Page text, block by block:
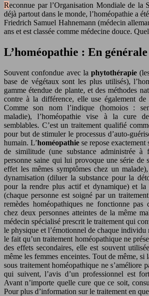
Reconnue par l’Organisation Mondiale de la Santé et se pratiquant
déjà partout dans le monde, l’homéopathie a
Friedrich Samuel Hahnemann (médecin
ans et est classée comme médecine douce.
L’homéopathie : En générale
Souvent confondue avec la phytothérapie
base de végétaux sont les plus utilisés),
gamme étendue de plante, et des méthodes
contre à la différence, elle use également de
Comme son nom l’indique (homoios :
maladie), l’homéopathie vise à la cure
semblables. C’est un traitement qualifié
pour but de stimuler le processus d’auto-
humain. L’homéopathie se repose
de similitude (une substance administrée à
personne saine qui lui provoque une série de
effet les mêmes symptômes chez un
dynamisation (diluer la substance pour la
pour la rendre plus actif et dynamique) et
(chaque personne est soigné par un
remèdes homéopathiques ne fonctionne pas
chez deux personnes atteintes de la même
médecin spécialisé prescrit le traitement qui
le physique et l’émotionnel de chaque individu
le fait qu’un traitement homéopathique ne
des effets secondaires, elle est souvent
même les femmes enceintes. Tout de même, si
sous traitement homéopathique ne s’améliore
qui suivent, l’avis d’un professionnel est
Avant n’importe quelle cure que ce soit,
Pour plus d’information sur le traitement en